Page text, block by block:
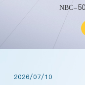
NBC-
2026/07/10